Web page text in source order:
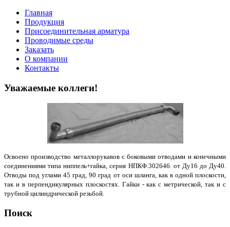
Главная
Продукция
Присоединительная арматура
Проводимые среды
Заказать
О компании
Контакты
Уважаемые коллеги!
Освоено производство металлорукавов с боковыми отводами и конечными
соединениями типа ниппель+гайка, серия НПКФ.302646. от Ду16 до Ду40.
Отводы под углами 45 град, 90 град от оси шланга, как в одной плоскости,
так и в перпендикулярных плоскостях. Гайки - как с метрической, так и с
трубной цилиндрической резьбой.
Поиск